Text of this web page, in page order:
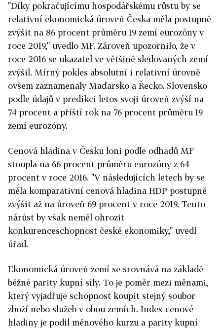
"Díky pokračujícímu hospodářskému růstu by se
relativní ekonomická úroveň Česka měla postupně
zvýšit na 86 procent průměru 19 zemí eurozóny v
roce 2019," uvedlo MF. Zároveň upozornilo, že v
roce 2016 se ukazatel ve většině sledovaných zemí
zvýšil. Mírný pokles absolutní i relativní úrovně
ovšem zaznamenaly Maďarsko a Řecko. Slovensko
podle údajů v predikci letos svoji úroveň zvýší na
74 procent a příští rok na 76 procent průměru 19
zemí eurozóny.
Cenová hladina v Česku loni podle odhadů MF
stoupla na 66 procent průměru eurozóny z 64
procent v roce 2016. "V následujících letech by se
měla komparativní cenová hladina HDP postupně
zvýšit až na úroveň 69 procent v roce 2019. Tento
nárůst by však neměl ohrozit
konkurenceschopnost české ekonomiky," uvedl
úřad.
Ekonomická úroveň zemí se srovnává na základě
běžné parity kupní síly. To je poměr mezi měnami,
který vyjadřuje schopnost koupit stejný soubor
zboží nebo služeb v obou zemích. Index cenové
hladiny je podíl měnového kurzu a parity kupní